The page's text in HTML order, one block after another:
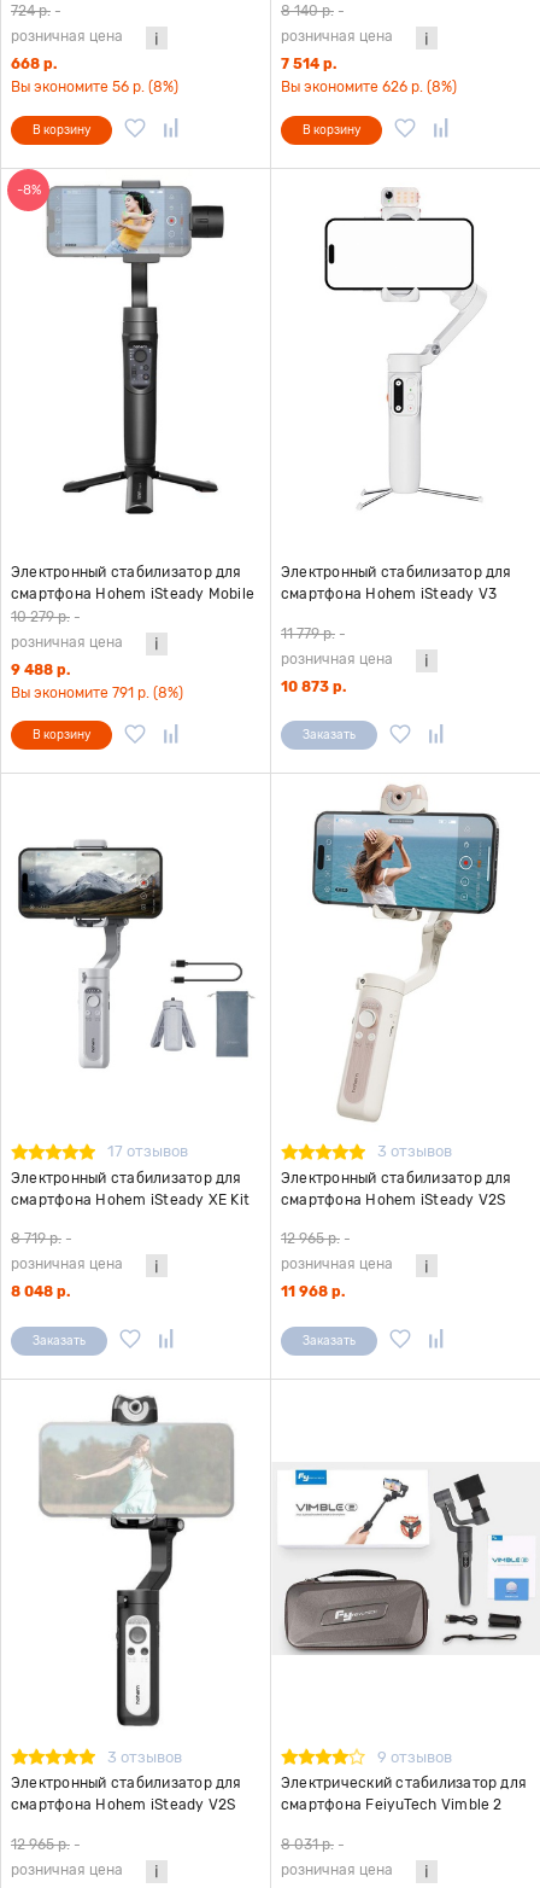
стабилизатором Hohem HRT-03
724 р. -
розничная цена
668 р.
Вы экономите 56 р. (8%)
В корзину
черный
8 140 р. -
розничная цена
7 514 р.
Вы экономите 626 р. (8%)
В корзину
-8%
Электронный стабилизатор для
смартфона Hohem iSteady Mobile
Plus версия 2024 черный
10 279 р. -
розничная цена
9 488 р.
Вы экономите 791 р. (8%)
В корзину
Электронный стабилизатор для
смартфона Hohem iSteady V3
11 779 р. -
розничная цена
10 873 р.
Заказать
17 отзывов
Электронный стабилизатор для
смартфона Hohem iSteady XE Kit
8 719 р. -
розничная цена
8 048 р.
Заказать
3 отзывов
Электронный стабилизатор для
смартфона Hohem iSteady V2S
12 965 р. -
розничная цена
11 968 р.
Заказать
3 отзывов
Электронный стабилизатор для
смартфона Hohem iSteady V2S
12 965 р. -
розничная цена
9 отзывов
Электрический стабилизатор для
смартфона FeiyuTech Vimble 2
8 031 р. -
розничная цена